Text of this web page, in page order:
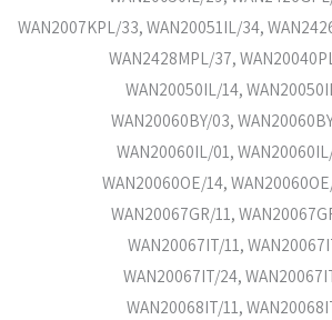
WAN2007KPL/33, WAN20051IL/34,
WAN2428MPL/37,
WAN20050IL/14,
WAN20060BY/03,
WAN20060IL/01,
WAN20060OE/14,
WAN20067GR/11,
WAN20067IT/11,
WAN20067IT/24,
WAN20068IT/11,